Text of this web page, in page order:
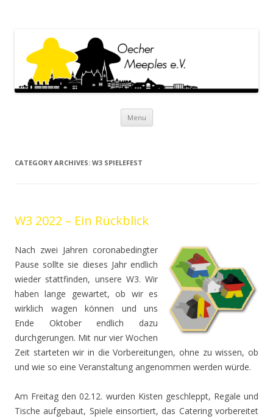
Menu Skip to content
CATEGORY ARCHIVES: W3 SPIELEFEST
W3 2022 – Ein Rückblick
Nach zwei Jahren coronabedingter
Pause sollte sie dieses Jahr endlich
wieder stattfinden, unsere W3. Wir
haben lange gewartet, ob wir es
wirklich wagen können und uns
Ende Oktober endlich dazu
durchgerungen. Mit nur vier Wochen
Zeit starteten wir in die Vorbereitungen, ohne zu wissen, ob
und wie so eine Veranstaltung angenommen werden würde.
Am Freitag den 02.12. wurden Kisten geschleppt, Regale und
Tische aufgebaut, Spiele einsortiert, das Catering vorbereitet